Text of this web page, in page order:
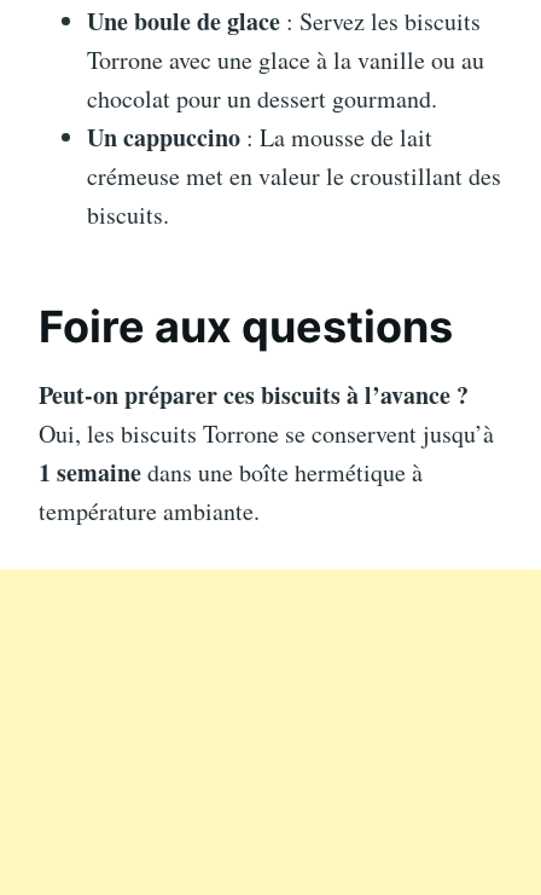
Une boule de glace : Servez les biscuits
Torrone avec une glace à la vanille ou au
chocolat pour un dessert gourmand.
Un cappuccino : La mousse de lait
crémeuse met en valeur le croustillant des
biscuits.
Foire aux questions
Peut-on préparer ces biscuits à l’avance ?
Oui, les biscuits Torrone se conservent jusqu’à
1 semainedans une boîte hermétique à
température ambiante.